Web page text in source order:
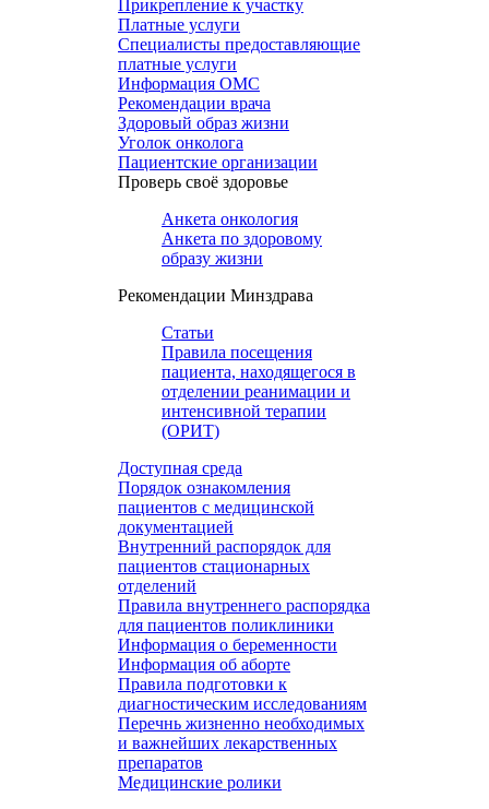
Прикрепление к участку
Платные услуги
Специалисты предоставляющие
платные услуги
Информация ОМС
Рекомендации врача
Здоровый образ жизни
Уголок онколога
Пациентские организации
Проверь своё здоровье
Анкета онкология
Анкета по здоровому
образу жизни
Рекомендации Минздрава
Статьи
Правила посещения
пациента, находящегося в
отделении реанимации и
интенсивной терапии
(ОРИТ)
Доступная среда
Порядок ознакомления
пациентов с медицинской
документацией
Внутренний распорядок для
пациентов стационарных
отделений
Правила внутреннего распорядка
для пациентов поликлиники
Информация о беременности
Информация об аборте
Правила подготовки к
диагностическим исследованиям
Перечнь жизненно необходимых
и важнейших лекарственных
препаратов
Медицинские ролики